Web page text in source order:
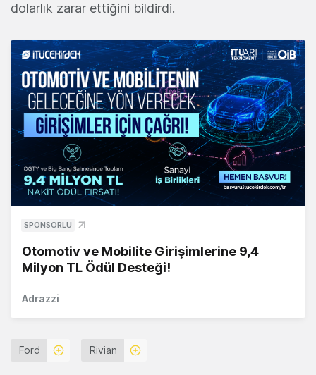
dolarlık zarar ettiğini bildirdi.
SPONSORLU
Otomotiv ve Mobilite Girişimlerine 9,4
Milyon TL Ödül Desteği!
Adrazzi
Ford Rivian